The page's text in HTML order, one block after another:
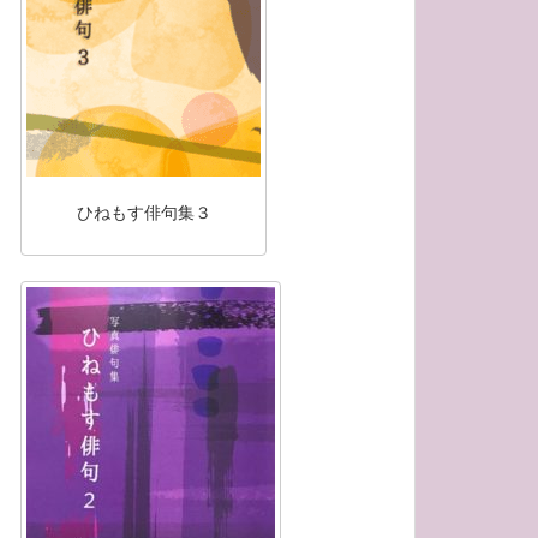
ひねもす俳句集３